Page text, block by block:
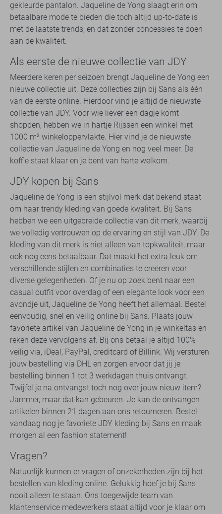
gekleurde pantalon. Jaqueline de Yong slaagt erin om
betaalbare mode te bieden die toch altijd up-to-date is
met de laatste trends, en dat zonder concessies te doen
aan de kwaliteit.
Als eerste de nieuwe collectie van JDY
Meerdere keren per seizoen brengt Jaqueline de Yong een
nieuwe collectie uit. Deze collecties zijn bij Sans als één
van de eerste online. Hierdoor vind je altijd de nieuwste
collectie van JDY. Voor wie liever een dagje komt
shoppen, hebben we in hartje Rijssen een winkel met
1000 m² winkeloppervlakte. Hier vind je de nieuwste
collectie van Jaqueline de Yong en nog veel meer. De
koffie staat klaar en je bent van harte welkom.
JDY kopen bij Sans
Jaqueline de Yong is een stijlvol merk dat bekend staat
om haar trendy kleding van goede kwaliteit. Bij Sans
hebben we een uitgebreide collectie van dit merk, waarbij
we volledig vertrouwen op de ervaring en stijl van JDY. De
kleding van dit merk is niet alleen van topkwaliteit, maar
ook nog eens betaalbaar. Dat maakt het extra leuk om
verschillende stijlen en combinaties te creëren voor
diverse gelegenheden. Of je nu op zoek bent naar een
casual outfit voor overdag of een elegante look voor een
avondje uit, Jaqueline de Yong heeft het allemaal. Bestel
eenvoudig, snel en veilig online bij Sans. Plaats jouw
favoriete artikel van Jaqueline de Yong in je winkeltas en
reken deze vervolgens af. Bij ons betaal je altijd 100%
veilig via, iDeal, PayPal, creditcard of Billink. Wij versturen
jouw bestelling via DHL en zorgen ervoor dat jij je
bestelling binnen 1 tot 3 werkdagen thuis ontvangt.
Twijfel je na ontvangst toch nog over jouw nieuw item?
Jammer, maar dat kan gebeuren. Je kan de ontvangen
artikelen binnen 21 dagen aan ons retourneren. Bestel
vandaag nog je favoriete JDY kleding bij Sans en maak
morgen al een fashion statement!
Vragen?
Natuurlijk kunnen er vragen of onzekerheden zijn bij het
bestellen van kleding online. Gelukkig hoef je bij Sans
nooit alleen te staan. Ons toegewijde team van
klantenservice medewerkers staat altijd voor je klaar om